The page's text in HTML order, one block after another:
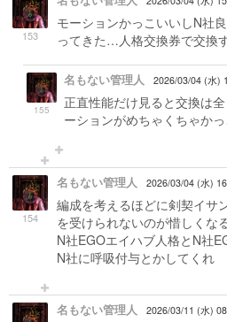
153
モーションかっこいいしN社
ってきた…人格交換券で交換
155
名もない管理人 2026/03/04 (水)
正直性能だけ見ると交換は
ーションがめちゃくちゃか
154
名もない管理人 2026/03/04 (水)
編成を考えるほどに剣契イサ
を受けられないのが惜しくな
N社EGOエイハブ人格とN社
N社に呼吸付与とかしてくれ
名もない管理人 2026/03/11 (水)